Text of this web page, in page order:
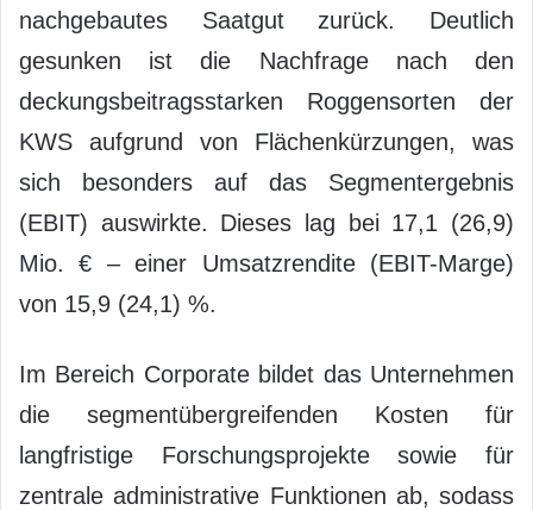
nachgebautes Saatgut zurück. Deutlich
gesunken ist die Nachfrage nach den
deckungsbeitragsstarken Roggensorten der
KWS aufgrund von Flächenkürzungen, was
sich besonders auf das Segmentergebnis
(EBIT) auswirkte. Dieses lag bei 17,1 (26,9)
Mio. € – einer Umsatzrendite (EBIT-Marge)
von 15,9 (24,1) %.
Im Bereich Corporate bildet das Unternehmen
die segmentübergreifenden Kosten für
langfristige Forschungsprojekte sowie für
zentrale administrative Funktionen ab, sodass